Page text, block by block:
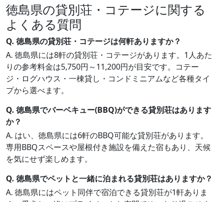
徳島県の貸別荘・コテージに関する
よくある質問
Q. 徳島県の貸別荘・コテージは何軒ありますか？
A. 徳島県には8軒の貸別荘・コテージがあります。1人あた
りの参考料金は5,750円～11,200円が目安です。コテー
ジ・ログハウス・一棟貸し・コンドミニアムなど各種タイ
プから選べます。
Q. 徳島県でバーベキュー(BBQ)ができる貸別荘はあります
か？
A. はい、徳島県には6軒のBBQ可能な貸別荘があります。
専用BBQスペースや屋根付き施設を備えた宿もあり、天候
を気にせず楽しめます。
Q. 徳島県でペットと一緒に泊まれる貸別荘はありますか？
A. 徳島県にはペット同伴で宿泊できる貸別荘が1軒ありま